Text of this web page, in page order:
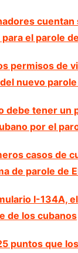
el parole
permisos de
nuevo
debe tener un
por el
casos de
de parole de
I-134A,
de los cubanos
puntos que